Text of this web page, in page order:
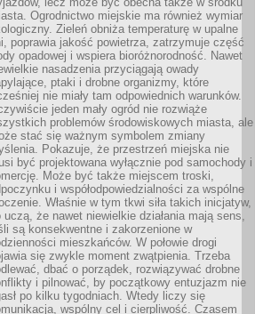
Ogrodnictwo miejskie ma również wymiar
Zieleń obniża temperaturę w upalne
poprawia jakość powietrza, zatrzymuje część
opadowej i wspiera bioróżnorodność. Nawet
nasadzenia przyciągają owady
ptaki i drobne organizmy, które
nie miały tam odpowiednich warunków.
jeden mały ogród nie rozwiąże
problemów środowiskowych miasta, ale
stać się ważnym symbolem zmiany
Pokazuje, że przestrzeń miejska nie
być projektowana wyłącznie pod samochody i
Może być także miejscem troski,
i współodpowiedzialności za wspólne
Właśnie w tym tkwi siła takich inicjatyw,
uczą, że nawet niewielkie działania mają sens,
są konsekwentne i zakorzenione w
mieszkańców. W połowie drogi
się zwykle moment zwątpienia. Trzeba
dbać o porządek, rozwiązywać drobne
i pilnować, by początkowy entuzjazm nie
po kilku tygodniach. Wtedy liczy się
wspólny cel i cierpliwość. Czasem